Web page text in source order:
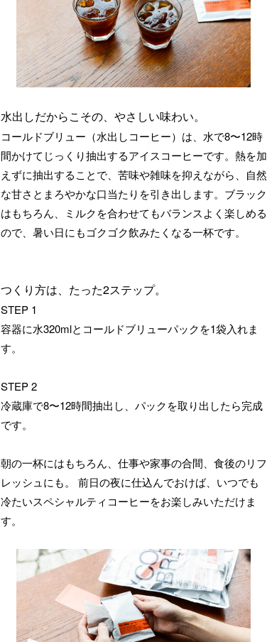
水出しだからこその、やさしい味わい。
コールドブリュー（水出しコーヒー）は、水で8〜12時
間かけてじっくり抽出するアイスコーヒーです。熱を加
えずに抽出することで、苦味や雑味を抑えながら、自然
な甘さとまろやかな口当たりを引き出します。ブラック
はもちろん、ミルクを合わせてもバランスよく楽しめる
ので、暑い日にもゴクゴク飲みたくなる一杯です。
つくり方は、たった2ステップ。
STEP 1
容器に水320mlとコールドブリューパックを1袋入れま
す。
STEP 2
冷蔵庫で8〜12時間抽出し、パックを取り出したら完成
です。
朝の一杯にはもちろん、仕事や家事の合間、食後のリフ
レッシュにも。 前日の夜に仕込んでおけば、いつでも
冷たいスペシャルティコーヒーをお楽しみいただけま
す。